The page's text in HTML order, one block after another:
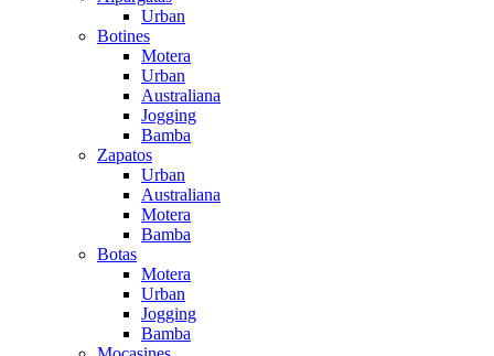
Urban
Botines
Motera
Urban
Australiana
Jogging
Bamba
Zapatos
Urban
Australiana
Motera
Bamba
Botas
Motera
Urban
Jogging
Bamba